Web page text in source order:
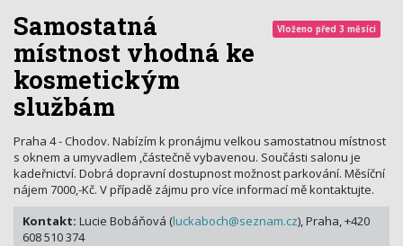
Samostatná
místnost vhodná ke
kosmetickým
službám
Vloženo před 3 měsíci
Praha 4 - Chodov. Nabízím k pronájmu velkou samostatnou místnost
s oknem a umyvadlem ,částečně vybavenou. Součásti salonu je
kadeřnictví. Dobrá dopravní dostupnost možnost parkování. Měsíční
nájem 7000,-Kč. V případě zájmu pro více informací mě kontaktujte.
Kontakt: Lucie Bobáňová (luckaboch@seznam.cz), Praha, +420
608 510 374